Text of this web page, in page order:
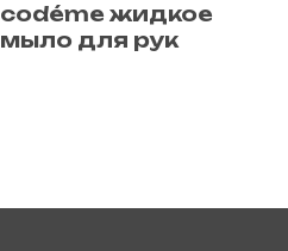
сodéme жидкое
мыло для рук